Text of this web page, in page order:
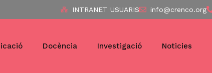
INTRANET USUARIS info@crenco.org
Docència Investigació Noticies